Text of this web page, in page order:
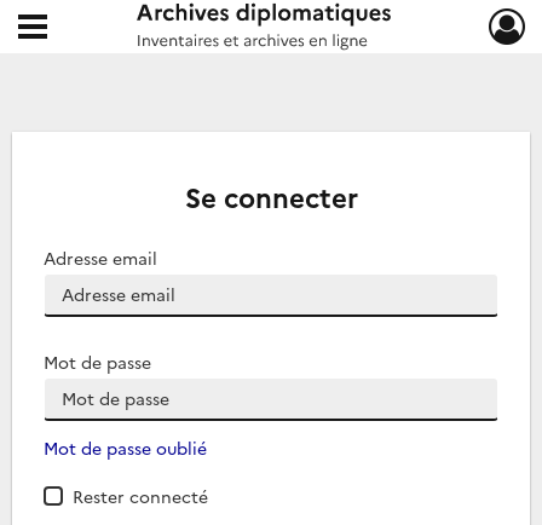
Archives diplomatiques
Ouvrir le menu déroulant
Se connecter
Adresse email
Mot de passe
Mot de passe oublié
Rester connecté